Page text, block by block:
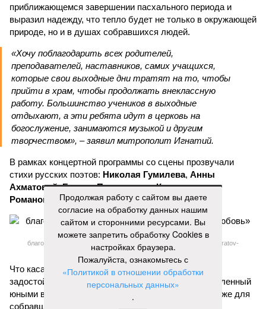
приближающемся завершении пасхального периода и
выразил надежду, что тепло будет не только в окружающей
природе, но и в душах собравшихся людей.
«Хочу поблагодарить всех родителей,
преподавателей, наставников, самих учащихся,
которые свои выходные дни тратят на то, чтобы
прийти в храм, чтобы продолжать внеклассную
работу. Большинство учеников в выходные
отдыхают, а эти ребята идут в церковь на
богослужение, занимаются музыкой и другим
творчеством», – заявил митрополит Игнатий.
В рамках концертной программы со сцены прозвучали
стихи русских поэтов: Николая Гумилева, Анны
Ахматовой,Бориса ПастернакаиКонстантина
Романова
благотворительный концерт «Вера, надежда, любовь» (фото: saratov-
eparhia.ru)
Что касается вокальных выступлений, их открыл
задостойник Пасхи Валаамского распева, подготовленный
юными вокалистами Образовательного центра. Также для
собравшихся прозвучали композиции «Над небом
Продолжая работу с сайтом вы даете
согласие на обработку данных нашим
сайтом и сторонними ресурсами. Вы
можете запретить обработку Cookies в
настройках браузера.
Пожалуйста, ознакомьтесь с
«Политикой в отношении обработки
персональных данных»
.